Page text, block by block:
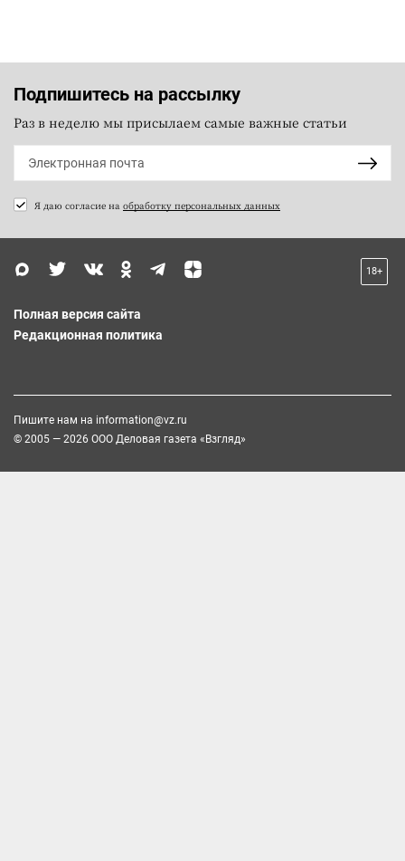
Подпишитесь на рассылку
Раз в неделю мы присылаем самые важные статьи
Я даю согласие на обработку персональных данных
18+
Полная версия сайта
Редакционная политика
Пишите нам на information@vz.ru
© 2005 — 2026 ООО Деловая газета «Взгляд»